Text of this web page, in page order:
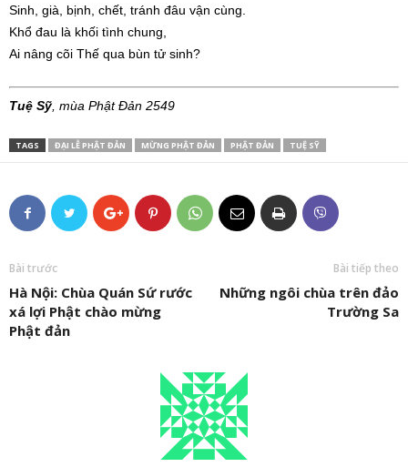
Sinh, già, bịnh, chết, tránh đâu vận cùng.
Khổ đau là khối tình chung,
Ai nâng cõi Thế qua bùn tử sinh?
Tuệ Sỹ, mùa Phật Đản 2549
TAGS ĐẠI LỄ PHẬT ĐẢN MỪNG PHẬT ĐẢN PHẬT ĐẢN TUỆ SỸ
Bài trước
Hà Nội: Chùa Quán Sứ rước
xá lợi Phật chào mừng
Phật đản
Bài tiếp theo
Những ngôi chùa trên đảo
Trường Sa